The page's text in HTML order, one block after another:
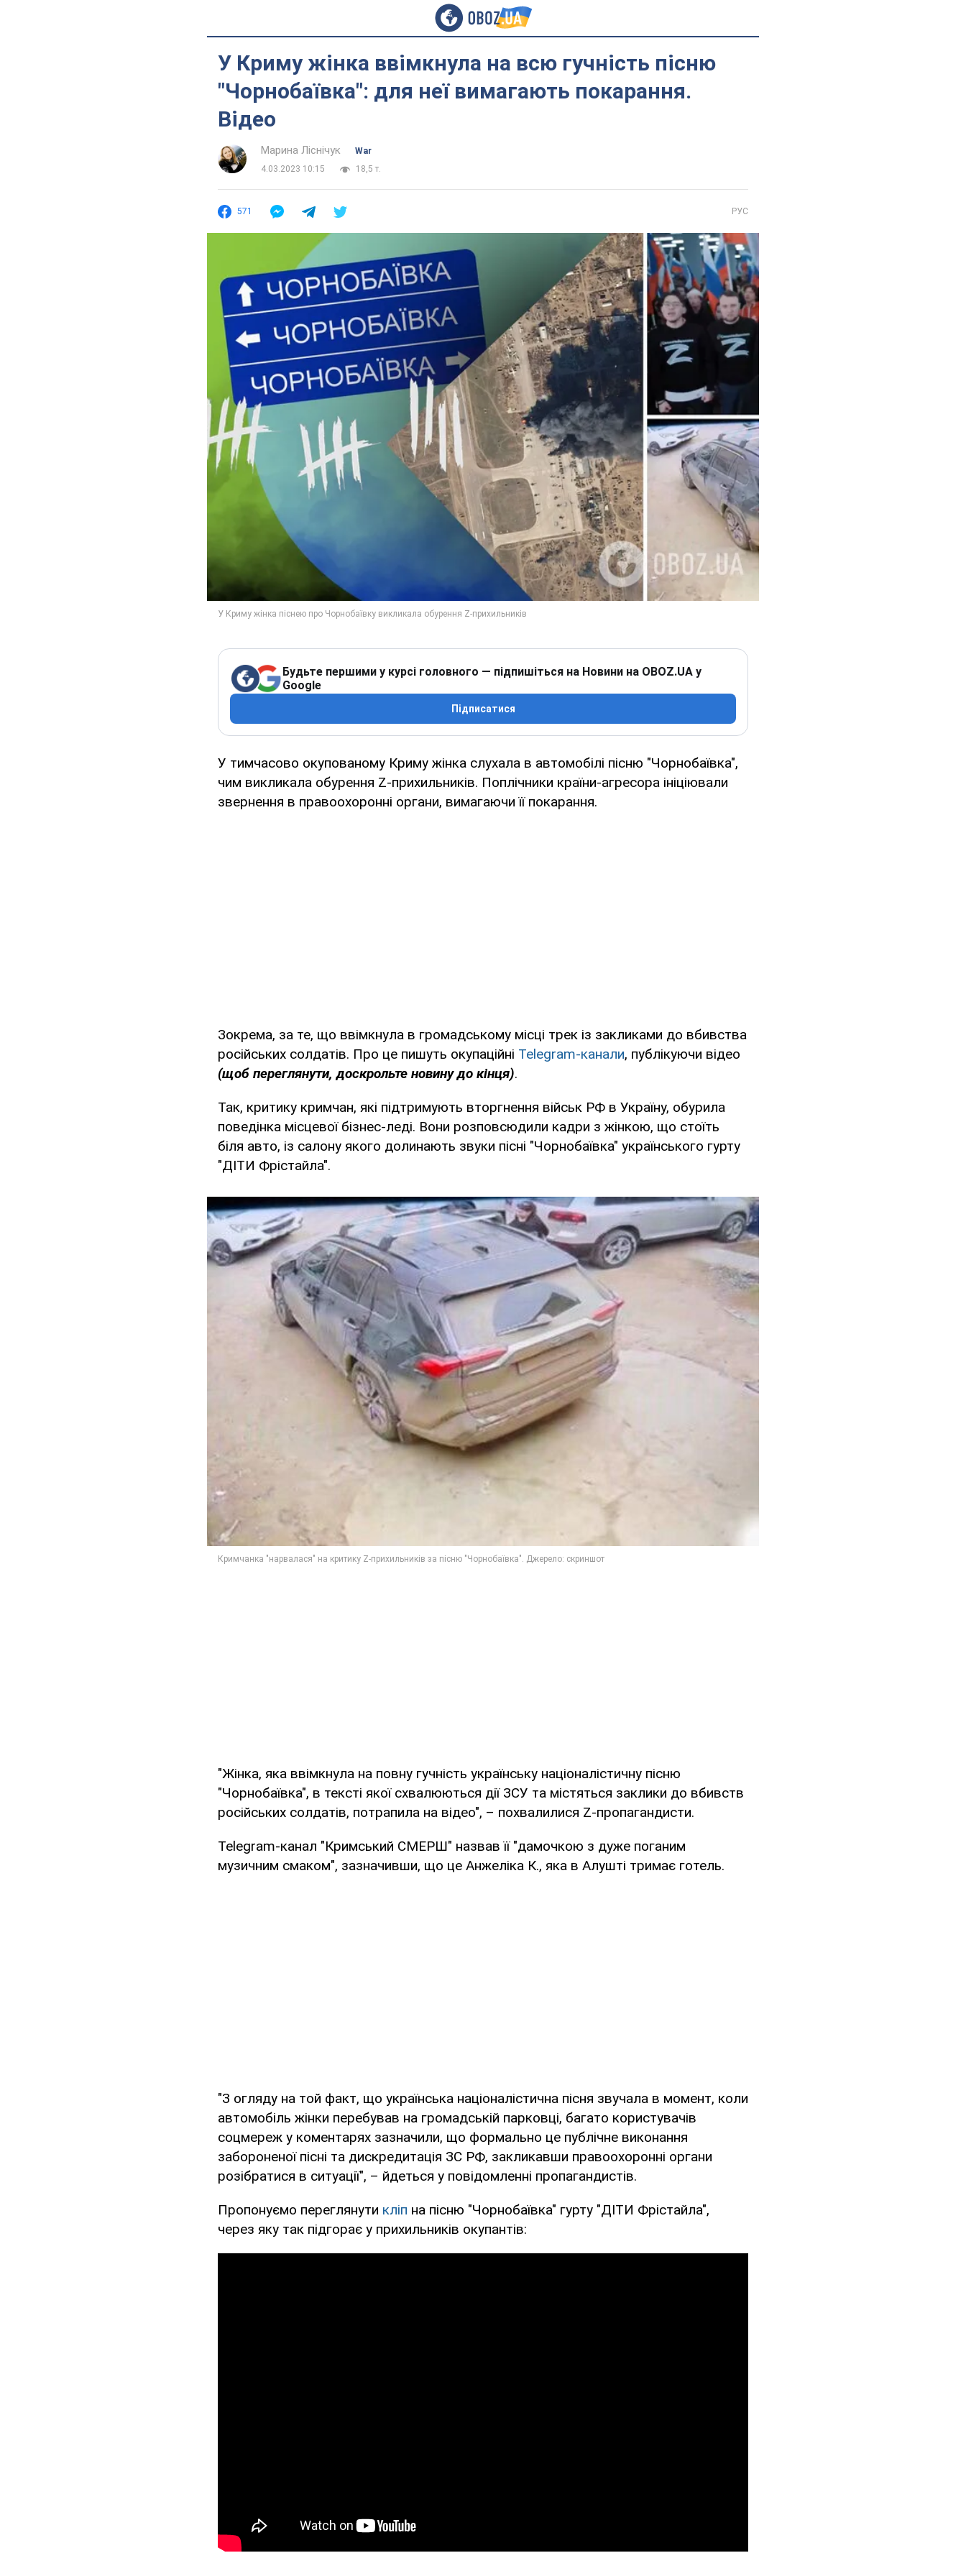
У Криму жінка ввімкнула на всю гучність пісню
"Чорнобаївка": для неї вимагають покарання.
Відео
Марина Ліснічук
War
4.03.2023 10:15
18,5 т.
571 РУС
Будьте першими у курсі головного — підпишіться на Новини на OBOZ.UA у
Google
Підписатися
У тимчасово окупованому Криму жінка слухала в автомобілі пісню "Чорнобаївка",
чим викликала обурення Z-прихильників. Поплічники країни-агресора ініціювали
звернення в правоохоронні органи, вимагаючи її покарання.
Зокрема, за те, що ввімкнула в громадському місці трек із закликами до вбивства
російських солдатів. Про це пишуть окупаційні Telegram-канали, публікуючи відео
(щоб переглянути, доскрольте новину до кінця).
Так, критику кримчан, які підтримують вторгнення військ РФ в Україну, обурила
поведінка місцевої бізнес-леді. Вони розповсюдили кадри з жінкою, що стоїть
біля авто, із салону якого долинають звуки пісні "Чорнобаївка" українського гурту
"ДІТИ Фрістайла".
"Жінка, яка ввімкнула на повну гучність українську націоналістичну пісню
"Чорнобаївка", в тексті якої схвалюються дії ЗСУ та містяться заклики до вбивств
російських солдатів, потрапила на відео", – похвалилися Z-пропагандисти.
Telegram-канал "Кримський СМЕРШ" назвав її "дамочкою з дуже поганим
музичним смаком", зазначивши, що це Анжеліка К., яка в Алушті тримає готель.
"З огляду на той факт, що українська націоналістична пісня звучала в момент, коли
автомобіль жінки перебував на громадській парковці, багато користувачів
соцмереж у коментарях зазначили, що формально це публічне виконання
забороненої пісні та дискредитація ЗС РФ, закликавши правоохоронні органи
розібратися в ситуації", – йдеться у повідомленні пропагандистів.
Пропонуємо переглянути кліп на пісню "Чорнобаївка" гурту "ДІТИ Фрістайла",
через яку так підгорає у прихильників окупантів: